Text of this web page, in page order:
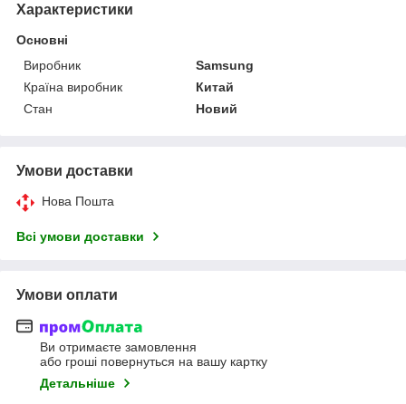
Характеристики
Основні
Виробник
Samsung
Країна виробник
Китай
Стан
Новий
Умови доставки
Нова Пошта
Всі умови доставки
Умови оплати
Ви отримаєте замовлення
або гроші повернуться на вашу картку
Детальніше